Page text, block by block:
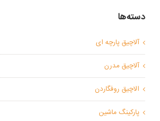
دسته‌ها
آلاچیق پارچه ای
آلاچیق مدرن
الاچیق روفگاردن
پارکینگ ماشین